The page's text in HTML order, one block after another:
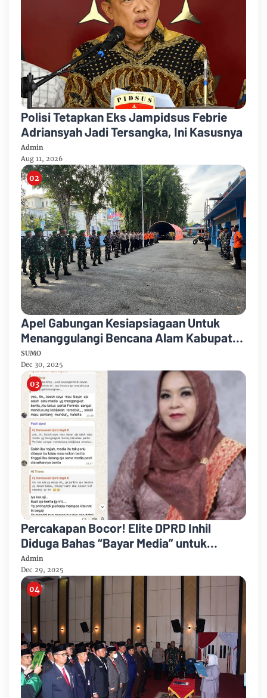
Polisi Tetapkan Eks Jampidsus Febrie
Adriansyah Jadi Tersangka, Ini Kasusnya
Admin
Aug 11, 2026
Apel Gabungan Kesiapsiagaan Untuk
Menanggulangi Bencana Alam Kabupaten
Bengkalis
SUMO
Dec 30, 2025
Percakapan Bocor! Elite DPRD Inhil
Diduga Bahas “Bayar Media” untuk
Dukung Kebijakan
Admin
Dec 29, 2025